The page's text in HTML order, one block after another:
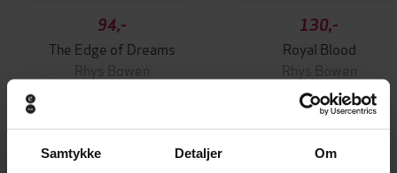
Samtykke Detaljer Om
94,-
The Edge of Dreams
Rhys Bowen
130,-
Royal Blood
Rhys Bowen
EBOK